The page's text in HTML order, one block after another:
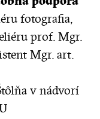
fotografia,
prof. Mgr.
Mgr. art.
v nádvorí